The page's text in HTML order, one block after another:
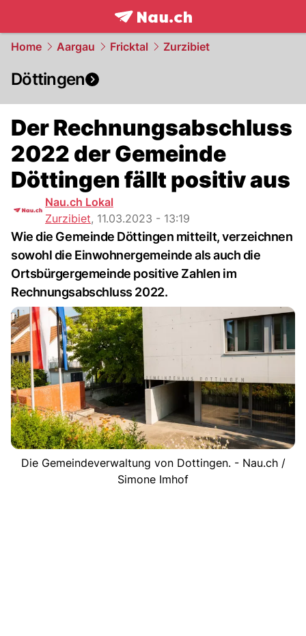
frontpage.NAU.ch
Home Aargau Fricktal Zurzibiet
Döttingen
Der Rechnungsabschluss
2022 der Gemeinde
Döttingen fällt positiv aus
Nau.ch Lokal
Zurzibiet, 11.03.2023 - 13:19
Wie die Gemeinde Döttingen mitteilt, verzeichnen
sowohl die Einwohnergemeinde als auch die
Ortsbürgergemeinde positive Zahlen im
Rechnungsabschluss 2022.
Die Gemeindeverwaltung von Dottingen. - Nau.ch /
Simone Imhof